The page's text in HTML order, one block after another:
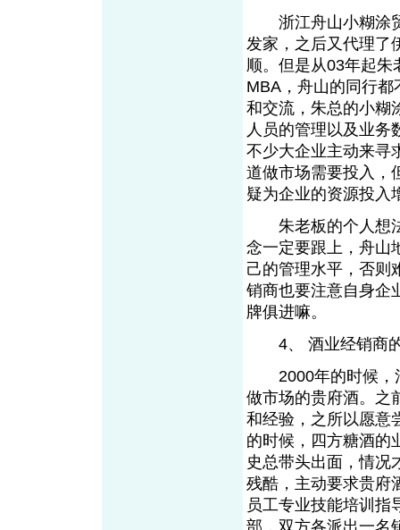
浙江舟山小糊涂贸
发家，之后又代理了
顺。但是从03年起朱
MBA，舟山的同行
和交流，朱总的小糊
人员的管理以及业务
不少大企业主动来寻
道做市场需要投入，
疑为企业的资源投入
朱老板的个人想法
念一定要跟上，舟山
己的管理水平，否则
销商也要注意自身企
牌俱进嘛。
4、 酒业经销商的
2000年的时候，河
做市场的贵府酒。之
和经验，之所以愿意
的时候，四方糖酒的
史总带头出面，情况
残酷，主动要求贵
员工专业技能培训指
部，双方各派出一名